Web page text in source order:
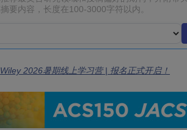
Wiley 2026暑期线上学习营 | 报名正式开启！